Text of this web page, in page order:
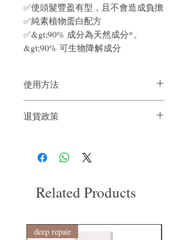
✅使頭髮豐盈有型，且不會造成負擔
✅純素植物蛋白配方
✅&gt;90% 成分為天然成分*。
&gt;90% 可生物降解成分
使用方法
退貨政策
到我們的產品後的前7天內通過電子郵件
Related Products
deep repair